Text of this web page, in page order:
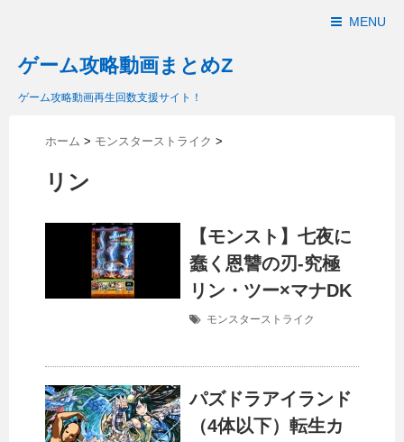
MENU
ゲーム攻略動画まとめZ
ゲーム攻略動画再生回数支援サイト！
ホーム > モンスターストライク >
リン
【モンスト】七夜に
蠢く恩讐の刃-究極
リン・ツー×マナDK
モンスターストライク
パズドラアイランド
（4体以下）転生カ